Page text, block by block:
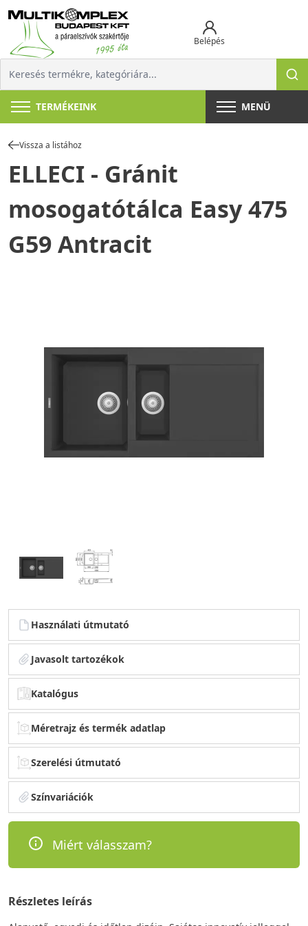
Belépés
TERMÉKEINK MENÜ
Vissza a listához
ELLECI - Gránit
mosogatótálca Easy 475
G59 Antracit
Használati útmutató
Javasolt tartozékok
Katalógus
Méretrajz és termék adatlap
Szerelési útmutató
Színvariációk
Miért válasszam?
Részletes leírás